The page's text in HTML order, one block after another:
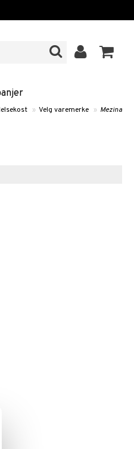
» Velg varemerke » Mezina